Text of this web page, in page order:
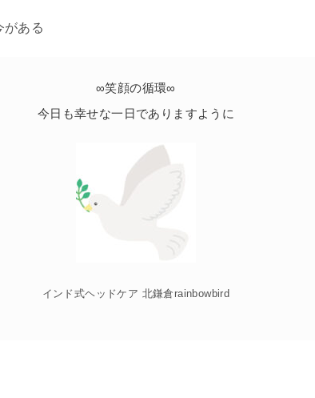
がある
∞笑顔の循環∞
今日も幸せな一日でありますように
インド式ヘッドケア 北鎌倉rainbowbird